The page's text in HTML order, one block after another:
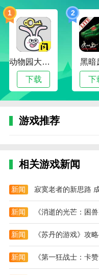
2、汤姆猫总动员
吉拉及好友携手创造百
3、每一个人物拥
当你的等级达到一定
力。
汤姆猫总动员2游戏攻
一、角色选择与互动
1、角色介绍：游
如唱歌、游泳、做饭、
色的心情值，并解锁
二、任务与挑战
1、日常任务：游
食、洗澡、满足愿望等
和金币奖励，有助于
1
动物园大冒险
下载
2
黑暗
下
游戏推荐
相关游戏新闻
新闻 寂寞老者的新思路
新闻 《消逝的光芒：困
新闻 《苏丹的游戏》攻
新闻